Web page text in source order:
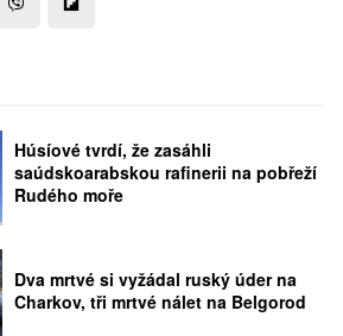
Húsíové tvrdí, že zasáhli
saúdskoarabskou rafinerii na pobřeží
Rudého moře
Dva mrtvé si vyžádal ruský úder na
Charkov, tři mrtvé nálet na Belgorod